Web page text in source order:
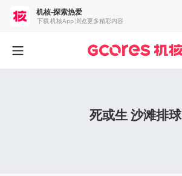
死或生 沙滩排球
机核-探索热爱
下载 机核App 浏览更多精彩内容